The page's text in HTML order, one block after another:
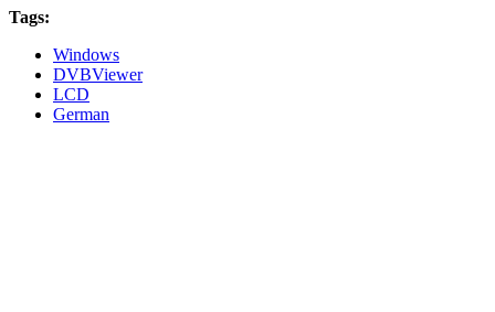
Tags:
Windows
DVBViewer
LCD
German